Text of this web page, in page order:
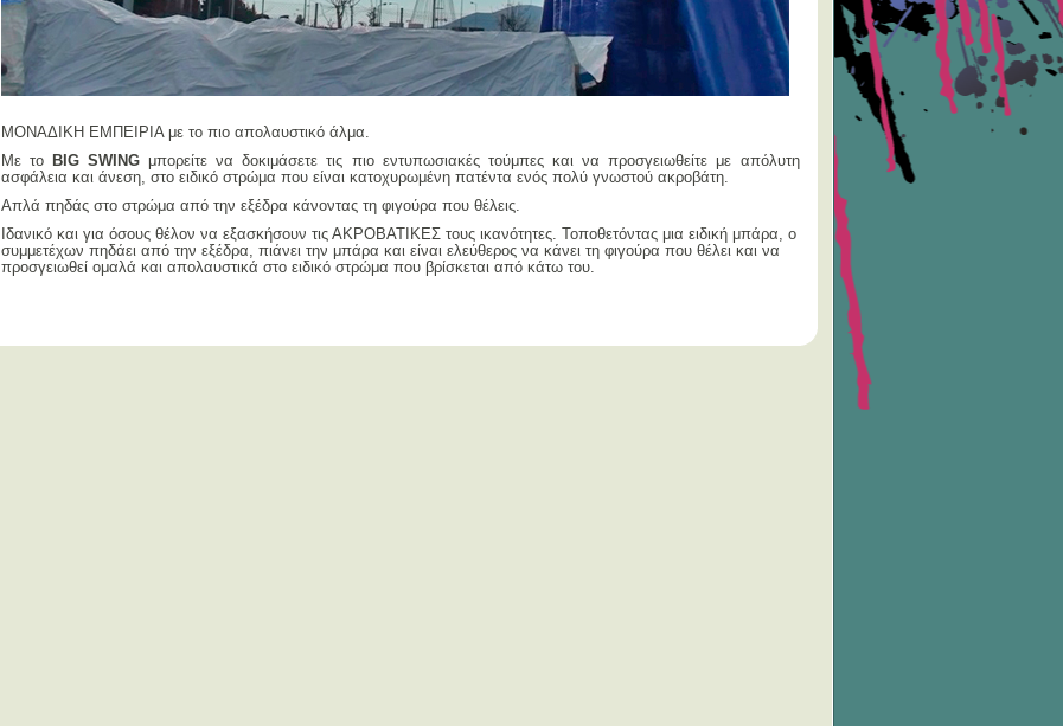
ΜΟΝΑΔΙΚΗ ΕΜΠΕΙΡΙΑ με το πιο απολαυστικό άλμα.
Με το BIG SWINGμπορείτε να δοκιμάσετε τις πιο εντυπωσιακές τούμπες και να προσγειωθείτε με απόλυτη
ασφάλεια και άνεση, στο ειδικό στρώμα που είναι κατοχυρωμένη πατέντα ενός πολύ γνωστού ακροβάτη.
Απλά πηδάς στο στρώμα από την εξέδρα κάνοντας τη φιγούρα που θέλεις.
Ιδανικό και για όσους θέλον να εξασκήσουν τις ΑΚΡΟΒΑΤΙΚΕΣ τους ικανότητες. Τοποθετόντας μια ειδική μπάρα, ο
συμμετέχων πηδάει από την εξέδρα, πιάνει την μπάρα και είναι ελεύθερος να κάνει τη φιγούρα που θέλει και να
προσγειωθεί ομαλά και απολαυστικά στο ειδικό στρώμα που βρίσκεται από κάτω του.